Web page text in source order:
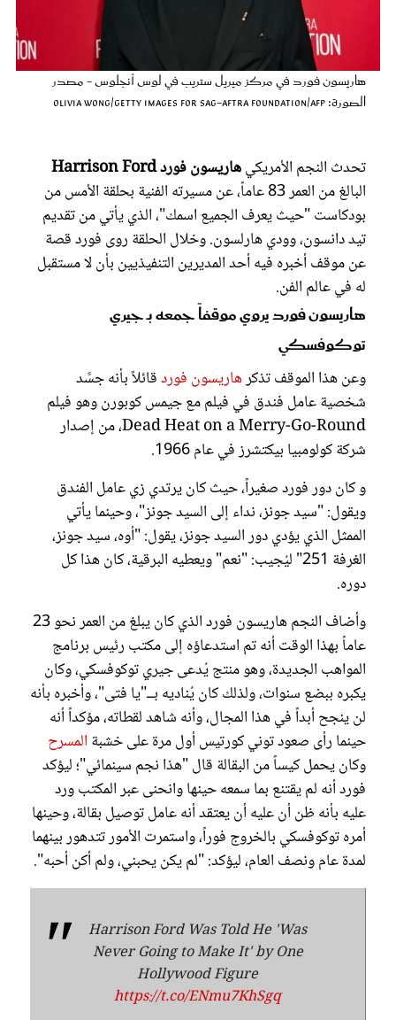
هاريسون فورد في مركز ميريل ستريب في لوس أنجلوس - مصدر
الصورة: Olivia Wong/Getty Images for SAG-AFTRA Foundation/AFP
تحدث النجم الأمريكيهاريسون فورد Harrison Ford
البالغ من العمر 83 عاماً، عن مسيرته الفنية بحلقة الأمس من
بودكاست "حيث يعرف الجميع اسمك"، الذي يأتي من تقديم
تيد دانسون، وودي هارلسون. وخلال الحلقة روى فورد قصة
عن موقف أخبره فيه أحد المديرين التنفيذيين بأن لا مستقبل
له في عالم الفن.
هاريسون فورد يروي موقفاً جمعه بـ جيري
توكوفسكي
وعن هذا الموقف تذكرهاريسون فوردقائلاً بأنه جسَّد
شخصية عامل فندق في فيلم مع جيمس كوبورن وهو فيلم
Dead Heat on a Merry-Go-Round، من إصدار
شركة كولومبيا بيكتشرز في عام 1966.
و كان دور فورد صغيراً، حيث كان يرتدي زي عامل الفندق
ويقول: "سيد جونز، نداء إلى السيد جونز"، وحينما يأتي
الممثل الذي يؤدي دور السيد جونز، يقول: "أوه، سيد جونز،
الغرفة 251" ليُجيب: "نعم" ويعطيه البرقية، كان هذا كل
دوره.
وأضاف النجم هاريسون فورد الذي كان يبلغ من العمر نحو 23
عاماً بهذا الوقت أنه تم استدعاؤه إلى مكتب رئيس برنامج
المواهب الجديدة، وهو منتج يُدعى جيري توكوفسكي، وكان
يكبره ببضع سنوات، ولذلك كان يُناديه بــ"يا فتى"، وأخبره بأنه
لن ينجح أبداً في هذا المجال، وأنه شاهد لقطاته، مؤكداً أنه
حينما رأى صعود توني كورتيس أول مرة على خشبة المسرح
وكان يحمل كيساً من البقالة قال "هذا نجم سينمائي"؛ ليؤكد
فورد أنه لم يقتنع بما سمعه حينها وانحنى عبر المكتب ورد
عليه بأنه ظن أن عليه أن يعتقد أنه عامل توصيل بقالة، وحينها
أمره توكوفسكي بالخروج فوراً، واستمرت الأمور تتدهور بينهما
لمدة عام ونصف العام، ليؤكد: "لم يكن يحبني، ولم أكن أحبه".
Harrison Ford Was Told He 'Was
Never Going to Make It' by One
Hollywood Figure
https://t.co/ENmu7KhSgq
مجلة سيدتي
غلاف رفمي